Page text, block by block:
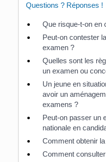
Questions ? Réponses !
Que risque-t-on en
Peut-on contester
examen ?
Quelles sont les
un examen ou
Un jeune en
avoir un
examens ?
Peut-on passer un
nationale en
Comment obtenir
Comment